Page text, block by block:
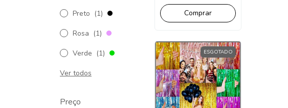
Preto (1)
Rosa (1)
Verde (1)
Ver todos
Preço
ESGOTADO